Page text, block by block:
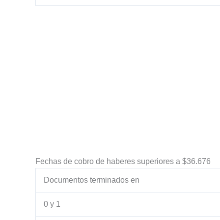
Fechas de cobro de haberes superiores a $36.676
Documentos terminados en
0 y 1